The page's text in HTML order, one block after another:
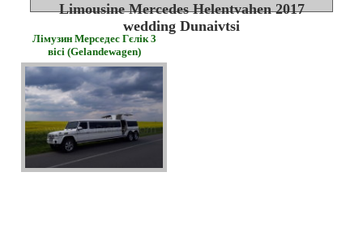
Limousine Mercedes Helentvahen 2017
wedding Dunaivtsi
Лімузин Мерседес Гєлік 3
вісі (Gelandewagen)